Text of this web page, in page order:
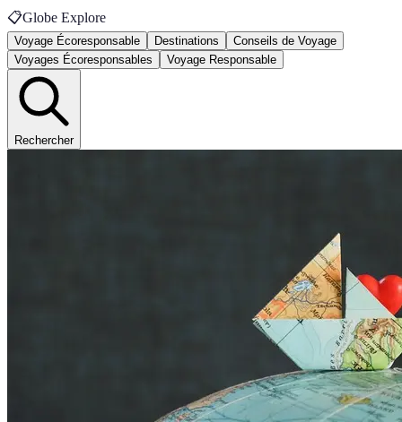
📋Globe Explore
Voyage Écoresponsable Destinations
Conseils de Voyage
Voyages Écoresponsables
Voyage Responsable
Rechercher